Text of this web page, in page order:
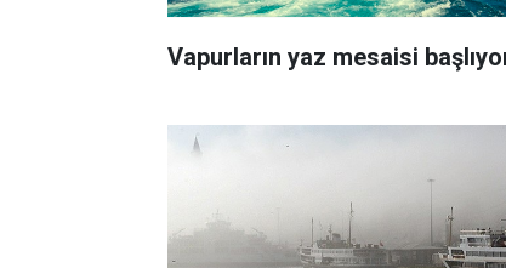
Vapurların yaz mesaisi